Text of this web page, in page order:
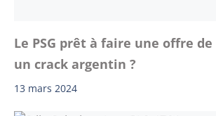
Le PSG prêt à faire une offre de
un crack argentin ?
13 mars 2024